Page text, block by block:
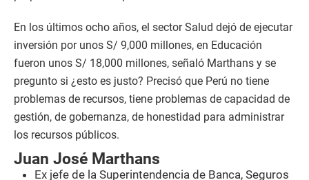
En los últimos ocho años, el sector Salud dejó de ejecutar
inversión por unos S/ 9,000 millones, en Educación
fueron unos S/ 18,000 millones, señaló Marthans y se
pregunto si ¿esto es justo? Precisó que Perú no tiene
problemas de recursos, tiene problemas de capacidad de
gestión, de gobernanza, de honestidad para administrar
los recursos públicos.
Juan José Marthans
Ex jefe de la Superintendencia de Banca, Seguros